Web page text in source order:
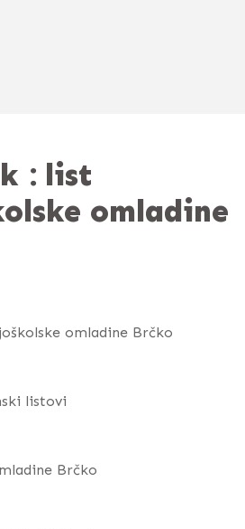
: list
omladine
omladine Brčko
listovi
Brčko